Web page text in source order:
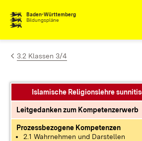
Zum Inhalt springen
Baden-Württemberg
Bildungspläne
3.2 Klassen 3/4
Islamische Religionslehre
Leitgedanken zum Kompetenzerwerb
Prozessbezogene Kompetenzen
2.1 Wahrnehmen und Darstellen